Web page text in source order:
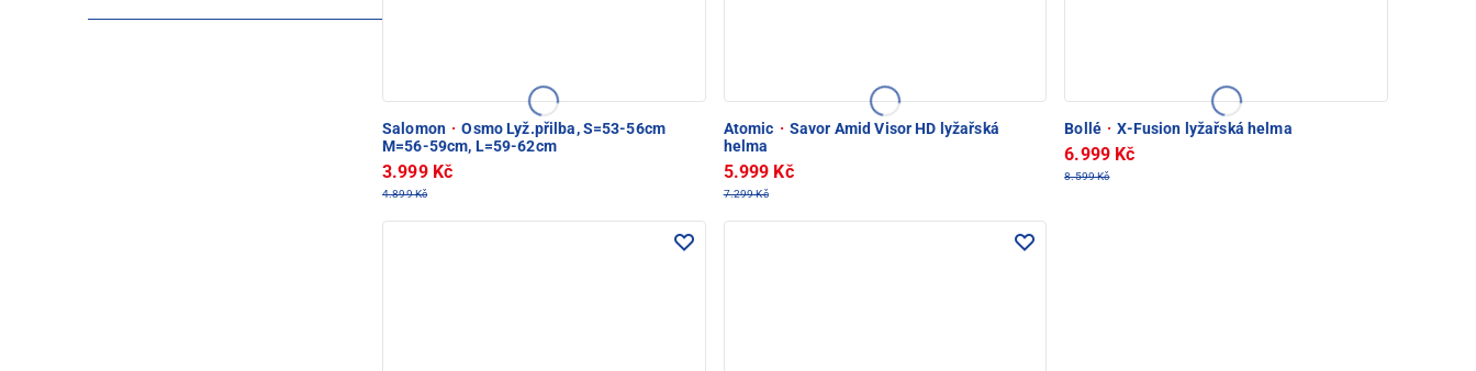
Salomon · Osmo Lyž.přilba, S=53-56cm
M=56-59cm, L=59-62cm
3.999 Kč
4.899 Kč
Atomic · Savor Amid Visor HD lyžařská
helma
5.999 Kč
7.299 Kč
Bollé · X-Fusion lyžařská helma
6.999 Kč
8.599 Kč